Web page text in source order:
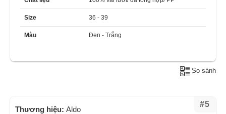
Size 36 - 39
Màu Đen - Trắng
So sánh
#5
Thương hiệu: Aldo